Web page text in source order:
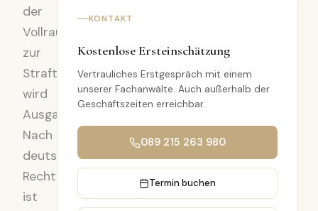
der
Vollrausch
zur
Straftat
wird
Ausgangslage
Nach
deutschem
Recht
ist
KONTAKT
Kostenlose Ersteinschätzung
Vertrauliches Erstgespräch mit einem
unserer Fachanwälte. Auch außerhalb der
Geschäftszeiten erreichbar.
089 215 263 980
Termin buchen